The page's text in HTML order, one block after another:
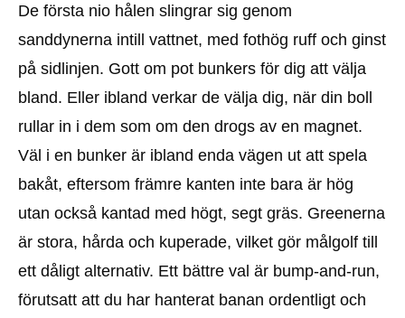
De första nio hålen slingrar sig genom
sanddynerna intill vattnet, med fothög ruff och ginst
på sidlinjen. Gott om pot bunkers för dig att välja
bland. Eller ibland verkar de välja dig, när din boll
rullar in i dem som om den drogs av en magnet.
Väl i en bunker är ibland enda vägen ut att spela
bakåt, eftersom främre kanten inte bara är hög
utan också kantad med högt, segt gräs. Greenerna
är stora, hårda och kuperade, vilket gör målgolf till
ett dåligt alternativ. Ett bättre val är bump-and-run,
förutsatt att du har hanterat banan ordentligt och